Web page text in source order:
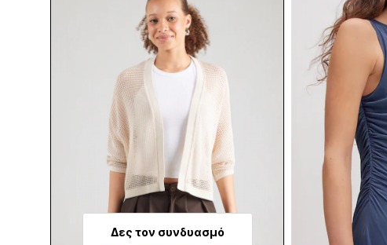
Δες τον συνδυασμό